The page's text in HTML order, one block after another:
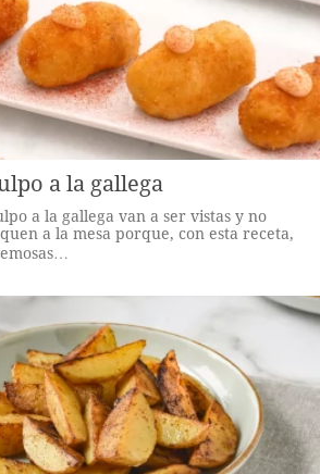
a la gallega
a la gallega van a ser vistas y no
a la mesa porque, con esta receta,